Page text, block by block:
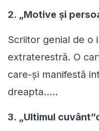
2. „Motive şi
Scriitor genial de o
extraterestră. O
care-şi manifestă
dreapta.....
3. „Ultimul